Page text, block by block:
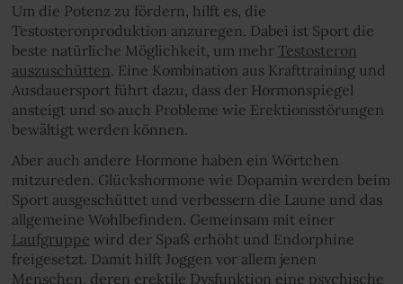
Um die Potenz zu fördern, hilft es, die
Testosteronproduktion anzuregen. Dabei ist Sport die
beste natürliche Möglichkeit, um mehr Testosteron
auszuschütten. Eine Kombination aus Krafttraining und
Ausdauersport führt dazu, dass der Hormonspiegel
ansteigt und so auch Probleme wie Erektionsstörungen
bewältigt werden können.
Aber auch andere Hormone haben ein Wörtchen
mitzureden. Glückshormone wie Dopamin werden beim
Sport ausgeschüttet und verbessern die Laune und das
allgemeine Wohlbefinden. Gemeinsam mit einer
Laufgruppe wird der Spaß erhöht und Endorphine
freigesetzt. Damit hilft Joggen vor allem jenen
Menschen, deren erektile Dysfunktion eine psychische